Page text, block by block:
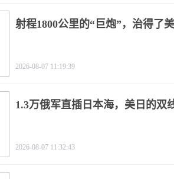
射程1800公里的“巨炮”，治得了
2026-08-07 11:19:39
1.3万俄军直插日本海，美日的双
2026-08-07 11:32:43